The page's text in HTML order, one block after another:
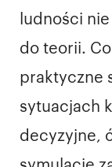
ludności
do teorii.
praktyczne
sytuacjach
decyzyjne,